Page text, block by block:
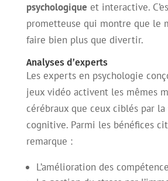
psychologique et interactive.
prometteuse qui montre que le
faire bien plus que divertir.
Analyses d’experts
Les experts en psychologie
jeux vidéo activent les mêmes
cérébraux que ceux ciblés par la
cognitive. Parmi les bénéfices
remarque :
L’amélioration des